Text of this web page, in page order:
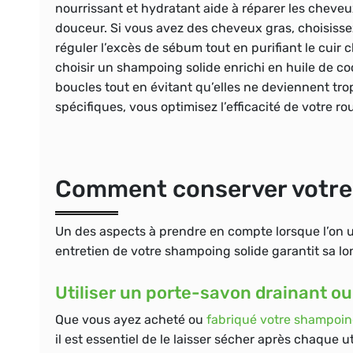
nourrissant et hydratant aide à réparer les
douceur. Si vous avez des cheveux gras,
réguler l’excès de sébum tout en purifiant le cuir
choisir un shampoing solide enrichi en huile de
boucles tout en évitant qu’elles ne deviennent
spécifiques, vous optimisez l’efficacité de votre
Comment conserver
Un des aspects à prendre en compte lorsque
entretien de votre shampoing solide garantit sa
Utiliser un porte-savon drainant
Que vous ayez acheté ou fabriqué votre
il est essentiel de le laisser sécher après chaque